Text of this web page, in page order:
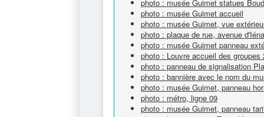
photo : musée Guimet statues
photo : musée Guimet accueil
photo : musée Guimet, vue
photo : plaque de rue, avenue d'Iéna
photo : musée Guimet panneau
photo : Louvre accueil des groupes
photo : panneau de signalisation
photo : bannière avec le nom du
photo : musée Guimet, panneau
photo : métro, ligne 09
photo : musée Guimet, panneau